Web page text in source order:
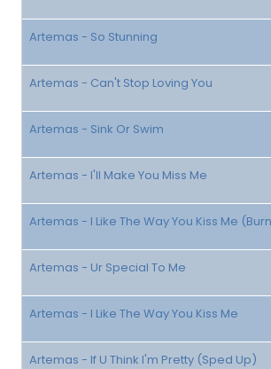
Artemas - So Stunning
Artemas - Can't Stop Loving You
Artemas - Sink Or Swim
Artemas - I'll Make You Miss Me
Artemas - I Like The Way You Kiss Me
Artemas - Ur Special To Me
Artemas - I Like The Way You Kiss Me
Artemas - If U Think I'm Pretty (Sped Up)